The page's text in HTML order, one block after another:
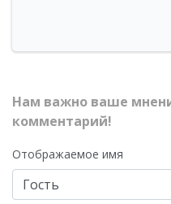
Нам важно ваше
комментарий!
Отображаемое имя